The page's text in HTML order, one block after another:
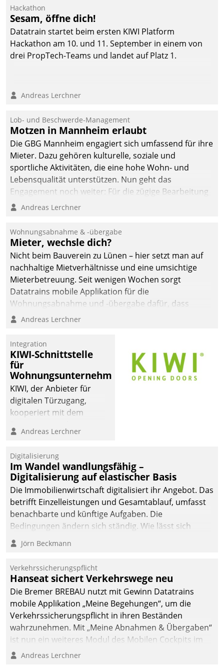
Ressort Kapitalanlage für
künftige Aufgaben und
Herausforderungen
gerüstet.
Hackathon
Sesam, öffne dich!
Datatrain startet beim ersten KIWI Platform
Hackathon am 10. und 11. September in einem von
drei PropTech-Teams und landet auf Platz 1.
Andreas Lerchner
Lob- und Beschwerde-Management
Motzen in Mannheim erlaubt
Die GBG Mannheim engagiert sich umfassend für ihre
Mieter. Dazu gehören kulturelle, soziale und
sportliche Aktivitäten, die eine hohe Wohn- und
Lebensqualität unterstützen. Nun geht das
Engagement noch weiter: Für die zügige Bearbeitung
von Beschwerden – oder Lob – richtet das
und Beschwerde-Management einen eigenen Kanal
ein.
Andreas Lerchner
Wohnungsabnahme & -übergabe
Mieter, wechsle dich?
Nicht beim Bauverein zu Lünen – hier setzt man auf
nachhaltige Mietverhältnisse und eine umsichtige
Mieterbetreuung. Seit wenigen Wochen sorgt
Datatrains mobile Applikation für die
Wohnungsabnahme und -übergabe dafür, dass
Mieter wohlgeordnet kommen und, so es sein muss,
Andreas Lerchner
Integration
KIWI-Schnittstelle
für
Wohnungsunternehmen
KIWI, der Anbieter für
digitalen Türzugang,
kooperiert mit dem
Softwareentwicklungshaus
Andreas Lerchner
Digitalisierung
Im Wandel wandlungsfähig –
Digitalisierung auf elastischer Basis
Die Immobilienwirtschaft digitalisiert ihr Angebot. Das
betrifft Einzelleistungen und Gesamtablauf, umfasst
benachbarte und künftige Aufgaben. Die
Bedingungen ändern sich ständig. Wie lässt sich
technisch die Kontrolle wahren und zugleich Freiraum
fürs Wachsen öffnen?
Jörn Beckmann
Verkehrssicherungspflicht
Hanseat sichert Verkehrswege neu
Die Bremer BREBAU nutzt mit Gewinn Datatrains
mobile Applikation „Meine Begehungen“, um die
Verkehrssicherungspflicht in ihren Beständen
wahrzunehmen. Mit „Meine Abnahmen & Übergaben“
ist nun ein weiteres Modul des Mobilen Cockpits im
Einsatz.
Andreas Lerchner